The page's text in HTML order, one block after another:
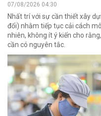
07/08/2026 04:30
Nhất trí với sự cần thiết xây
đổi) nhằm tiếp tục cải cách
nhiên, không ít ý kiến cho
cần có nguyên tắc.